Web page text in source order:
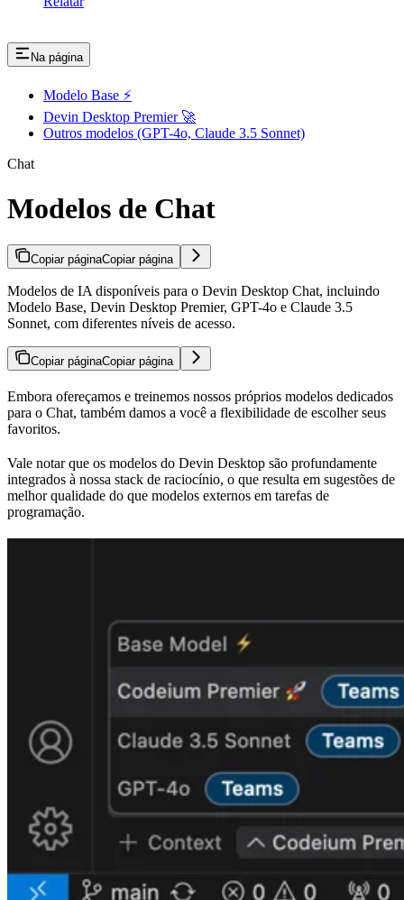
Na página
Modelo Base ⚡
Devin Desktop Premier 🚀
Outros modelos (GPT-4o, Claude 3.5 Sonnet)
Chat
Modelos de Chat
Copiar páginaCopiar página
Modelos de IA disponíveis para o Devin Desktop Chat, incluindo
Modelo Base, Devin Desktop Premier, GPT-4o e Claude 3.5
Sonnet, com diferentes níveis de acesso.
Copiar páginaCopiar página
Embora ofereçamos e treinemos nossos próprios modelos dedicados
para o Chat, também damos a você a flexibilidade de escolher seus
favoritos.
Vale notar que os modelos do Devin Desktop são profundamente
integrados à nossa stack de raciocínio, o que resulta em sugestões de
melhor qualidade do que modelos externos em tarefas de
programação.